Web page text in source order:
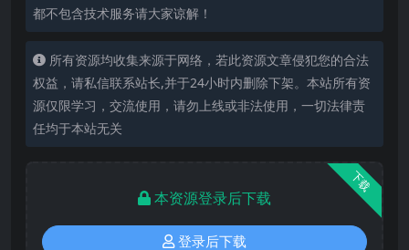
都不包含技术服务请大家谅解！
所有资源均收集来源于网络，若此资源文章侵犯您的合法
权益，请私信联系站长,并于24小时内删除下架。本站所有资
源仅限学习，交流使用，请勿上线或非法使用，一切法律责
任均于本站无关
下载
本资源登录后下载
登录后下载